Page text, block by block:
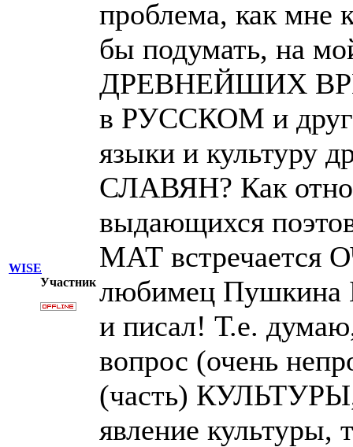
WISE
Участник
проблема, как мне
бы подумать, на
ДРЕВНЕЙШИХ
в РУССКОМ и
языки и культуру
СЛАВЯН? Как
выдающихся
МАТ встречается
любимец Пушкина
и писал! Т.е.
вопрос (очень
(часть)
явление